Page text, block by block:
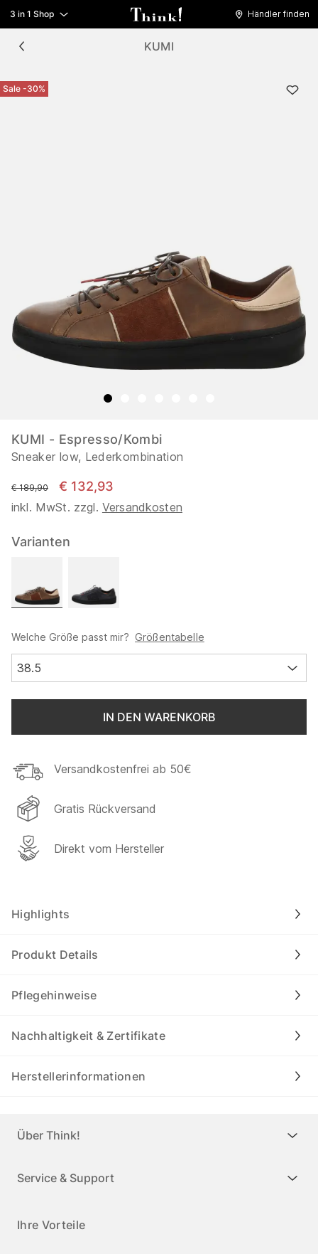
3 in 1 Shop Händler finden
KUMI
Sale -30%
KUMI - Espresso/Kombi
Sneaker low, Lederkombination
statt
€ 189,90 € 132,93
inkl. MwSt. zzgl. Versandkosten
Varianten
Welche Größe passt mir? Größentabelle
38.5
IN DEN WARENKORB
Versandkostenfrei ab 50€
Gratis Rückversand
Direkt vom Hersteller
Highlights
Produkt Details
Pflegehinweise
Nachhaltigkeit & Zertifikate
Herstellerinformationen
Über Think!
Service & Support
Ihre Vorteile